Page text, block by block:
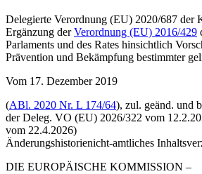
Delegierte Verordnung (EU) 2020/687 der
Ergänzung derVerordnung (EU) 2016/429
Parlaments und des Rates hinsichtlich
Prävention und Bekämpfung bestimmter
Vom 17. Dezember 2019
(ABl. 2020 Nr. L 174/64), zul. geänd. und
der Deleg. VO (EU) 2026/322 vom
vom 22.4.2026)
Änderungshistorienicht-amtliches
DIE EUROPÄISCHE KOMMISSION –